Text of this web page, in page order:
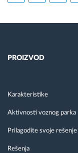
PROIZVOD
Karakteristike
Aktivnosti voznog parka
Prilagodite svoje rešenje
Rešenja